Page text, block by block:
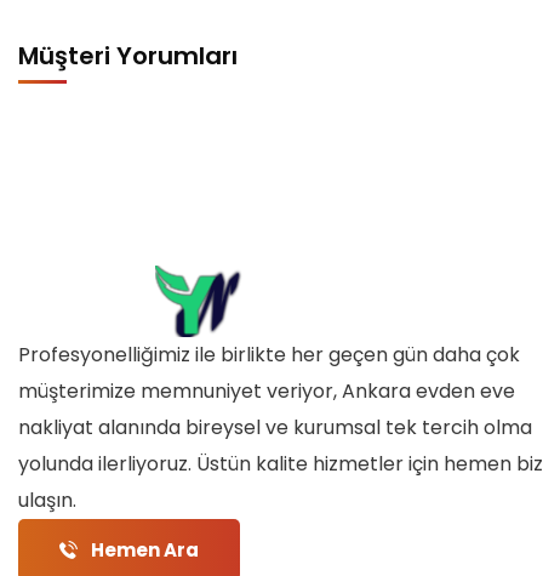
Müşteri Yorumları
Profesyonelliğimiz ile birlikte her geçen gün daha çok
müşterimize memnuniyet veriyor, Ankara evden eve
nakliyat alanında bireysel ve kurumsal tek tercih olma
yolunda ilerliyoruz. Üstün kalite hizmetler için hemen
ulaşın.
Hemen Ara